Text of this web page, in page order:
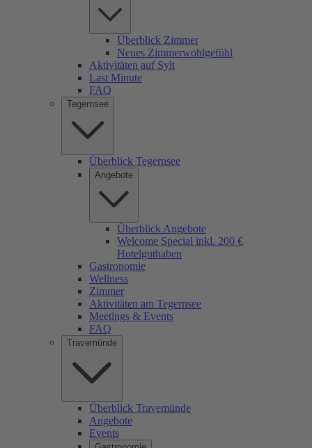
Überblick Zimmer
Neues Zimmerwohlgefühl
Aktivitäten auf Sylt
Last Minute
FAQ
Tegernsee
Überblick Tegernsee
Angebote
Überblick Angebote
Welcome Special inkl. 200 €
Hotelguthaben
Gastronomie
Wellness
Zimmer
Aktivitäten am Tegernsee
Meetings & Events
FAQ
Travemünde
Überblick Travemünde
Angebote
Events